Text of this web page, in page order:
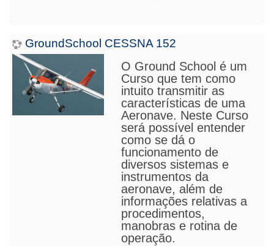
GroundSchool CESSNA 152
O Ground School é um
Curso que tem como
intuito transmitir as
características de uma
Aeronave. Neste Curso
será possível entender
como se dá o
funcionamento de
diversos sistemas e
instrumentos da
aeronave, além de
informações relativas a
procedimentos,
manobras e rotina de
operação.